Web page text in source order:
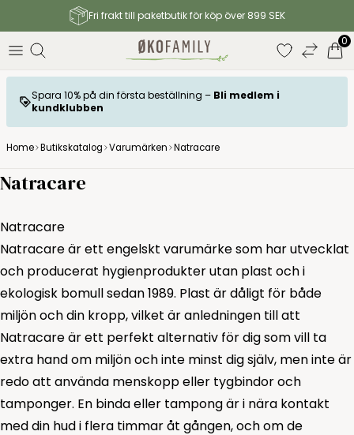
Fri frakt till paketbutik för köp över 899 SEK
0
Spara 10% på din första beställning – Bli medlem i
kundklubben
Home Butikskatalog Varumärken Natracare
Natracare
Natracare
Natracare är ett engelskt varumärke som har utvecklat
och producerat hygienprodukter utan plast och i
ekologisk bomull sedan 1989. Plast är dåligt för både
miljön och din kropp, vilket är anledningen till att
Natracare är ett perfekt alternativ för dig som vill ta
extra hand om miljön och inte minst dig själv, men inte är
redo att använda menskopp eller tygbindor och
tamponger. En binda eller tampong är i nära kontakt
med din hud i flera timmar åt gången, och om de